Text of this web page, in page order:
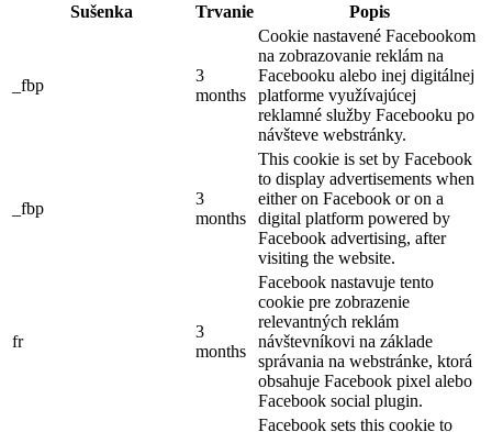
Sušenka
Trvanie Popis
_fbp
3
months
Cookie nastavené Facebookom
na zobrazovanie reklám na
Facebooku alebo inej digitálnej
platforme využívajúcej
reklamné služby Facebooku po
návšteve webstránky.
_fbp
3
months
This cookie is set by Facebook
to display advertisements when
either on Facebook or on a
digital platform powered by
Facebook advertising, after
visiting the website.
fr
3
months
Facebook nastavuje tento
cookie pre zobrazenie
relevantných reklám
návštevníkovi na základe
správania na webstránke, ktorá
obsahuje Facebook pixel alebo
Facebook social plugin.
Facebook sets this cookie to